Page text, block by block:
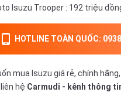
Isuzu Trooper : 192 triệu
HOTLINE TOÀN QUỐC:
mua Isuzu giá rẻ, chính
hệ Carmudi - kênh thông